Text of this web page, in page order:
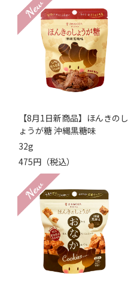
【8月1日新商品】ほんきのし
ょうが糖 沖縄黒糖味
32g
475円（税込）